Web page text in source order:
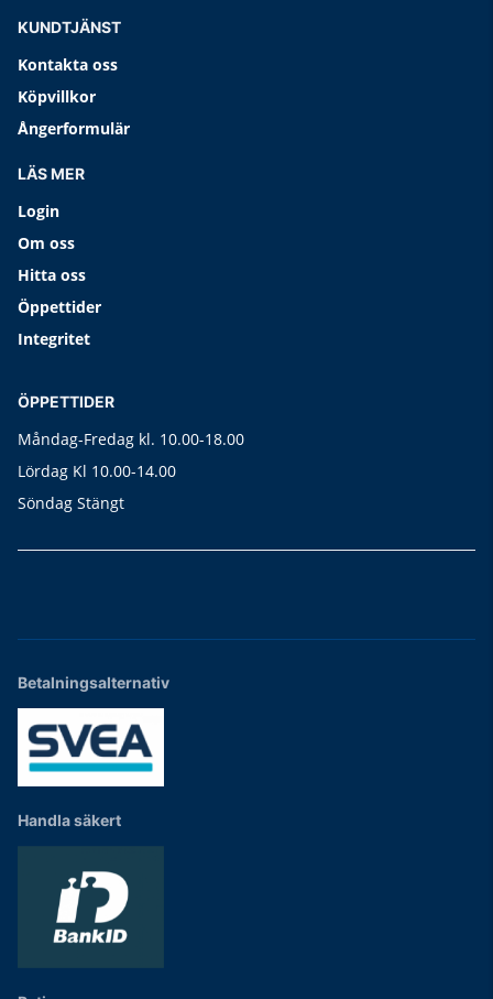
KUNDTJÄNST
Kontakta oss
Köpvillkor
Ångerformulär
LÄS MER
Login
Om oss
Hitta oss
Öppettider
Integritet
ÖPPETTIDER
Måndag-Fredag kl. 10.00-18.00
Lördag Kl 10.00-14.00
Söndag Stängt
Betalningsalternativ
Handla säkert